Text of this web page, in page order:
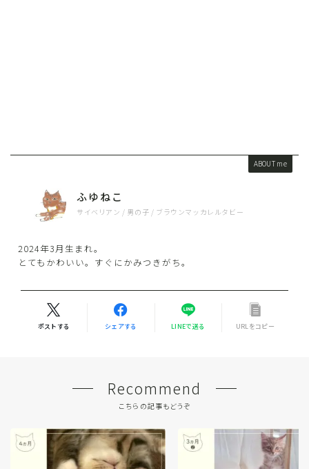
ABOUT me
ふゆねこ
サイベリアン / 男の子 / ブラウンマッカレルタビー
2024年3月生まれ。
とてもかわいい。すぐにかみつきがち。
ポストする シェアする LINEで送る URLをコピー
Recommend
こちらの記事もどうぞ